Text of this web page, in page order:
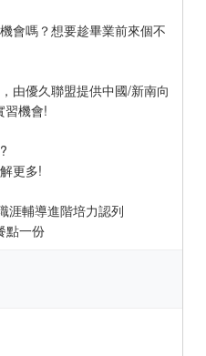
會嗎？想要趁畢業前來個不
由優久聯盟提供中國/新南向
習機會!
更多!
涯輔導進階培力認列
點一份